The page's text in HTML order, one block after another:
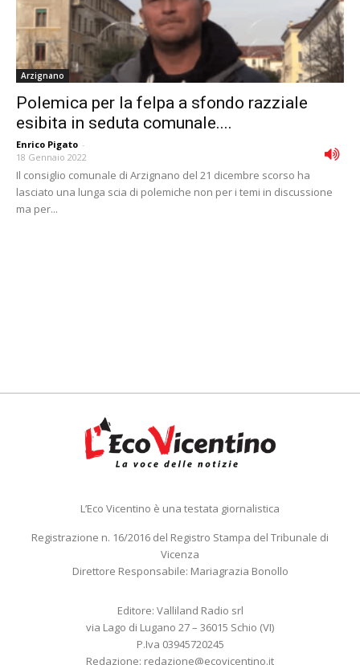
Arzignano
Polemica per la felpa a sfondo razziale
esibita in seduta comunale....
Enrico Pigato -
18 Gennaio 2022
Il consiglio comunale di Arzignano del 21 dicembre scorso ha
lasciato una lunga scia di polemiche non per i temi in discussione
ma per...
L’Eco Vicentino è una testata giornalistica
Registrazione n. 16/2016 del Registro Stampa del Tribunale di
Vicenza
Direttore Responsabile: Mariagrazia Bonollo
Editore: Valliland Radio srl
via Lago di Lugano 27 – 36015 Schio (VI)
P.Iva 03945720245
Redazione: redazione@ecovicentino.it